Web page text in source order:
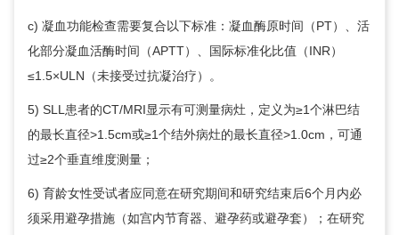
c) 凝血功能检查需要复合以下标准：凝血酶原时间（PT）、活
化部分凝血活酶时间（APTT）、国际标准化比值（INR）
≤1.5×ULN（未接受过抗凝治疗）。
5) SLL患者的CT/MRI显示有可测量病灶，定义为≥1个淋巴结
的最长直径>1.5cm或≥1个结外病灶的最长直径>1.0cm，可通
过≥2个垂直维度测量；
6) 育龄女性受试者应同意在研究期间和研究结束后6个月内必
须采用避孕措施（如宫内节育器、避孕药或避孕套）；在研究